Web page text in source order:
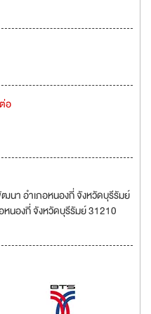
อ
า อำเภอหนองกี่ จังหวัดบุรีรัมย์
นองกี่ จังหวัดบุรีรัมย์ 31210